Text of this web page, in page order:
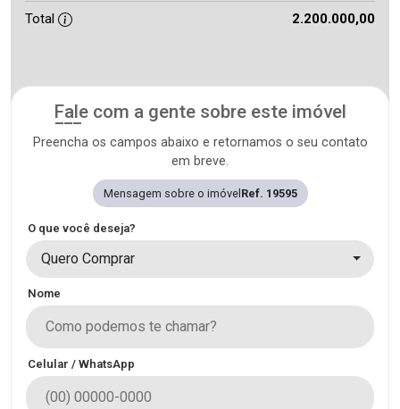
Total
2.200.000,00
Fale com a gente sobre este imóvel
Preencha os campos abaixo e retornamos o seu contato
em breve.
Mensagem sobre o imóvel Ref. 19595
O que você deseja?
Quero Comprar
Nome
Celular / WhatsApp